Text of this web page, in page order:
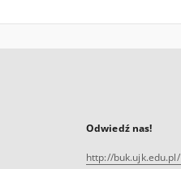
Odwiedź nas!
http://buk.ujk.edu.pl/